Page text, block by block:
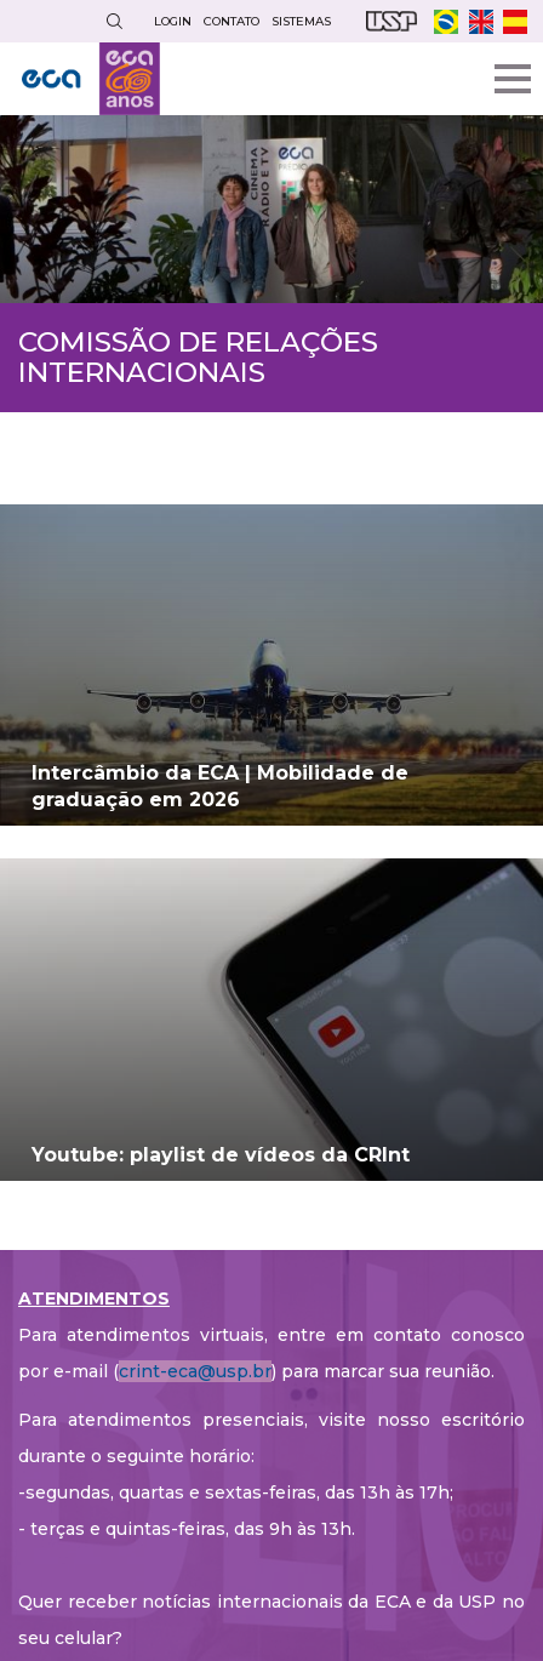
conteúdo
principal
LOGIN CONTATO SISTEMAS
COMISSÃO DE RELAÇÕES
INTERNACIONAIS
Intercâmbio da ECA | Mobilidade de
graduação em 2026
Youtube: playlist de vídeos da CRInt
ATENDIMENTOS
Para atendimentos virtuais, entre em contato conosco
por e-mail (crint-eca@usp.br) para marcar sua reunião.
Para atendimentos presenciais, visite nosso escritório
durante o seguinte horário:
-segundas, quartas e sextas-feiras, das 13h às 17h;
- terças e quintas-feiras, das 9h às 13h.
Quer receber notícias internacionais da ECA e da USP no
seu celular?